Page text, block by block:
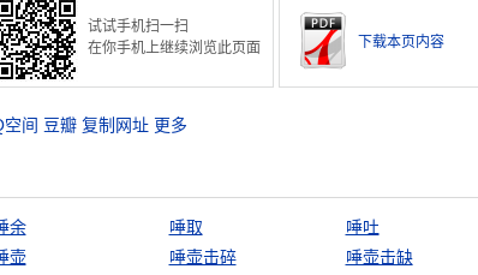
试试手机扫一扫
在你手机上继续浏览此页面
下载本页内容
空间 豆瓣 复制网址 更多
余 唾取 唾吐
壶 唾壶击碎 唾壶击缺